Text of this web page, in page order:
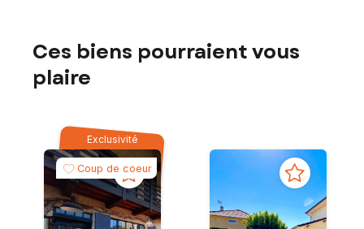
Ces biens pourraient vous
plaire
Exclusivité
Coup de coeur